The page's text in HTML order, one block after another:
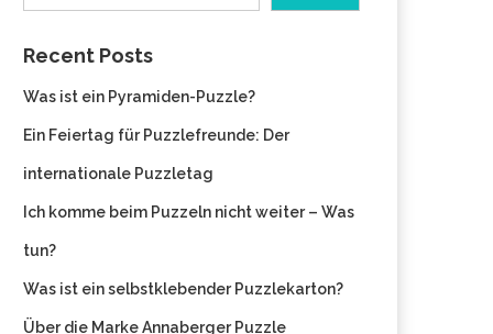
Recent Posts
Was ist ein Pyramiden-Puzzle?
Ein Feiertag für Puzzlefreunde: Der
internationale Puzzletag
Ich komme beim Puzzeln nicht weiter – Was
tun?
Was ist ein selbstklebender Puzzlekarton?
Über die Marke Annaberger Puzzle